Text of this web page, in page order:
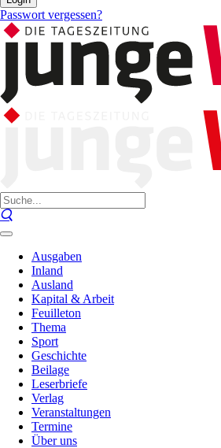
Passwort vergessen?
Ausgaben
Inland
Ausland
Kapital & Arbeit
Feuilleton
Thema
Sport
Geschichte
Beilage
Leserbriefe
Verlag
Veranstaltungen
Termine
Über uns